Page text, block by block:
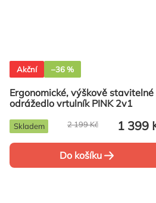
Akční –36 %
Ergonomické, výškově stavitelné
odrážedlo vrtulník PINK 2v1
1 399
2 199 Kč
Skladem
Do košíku